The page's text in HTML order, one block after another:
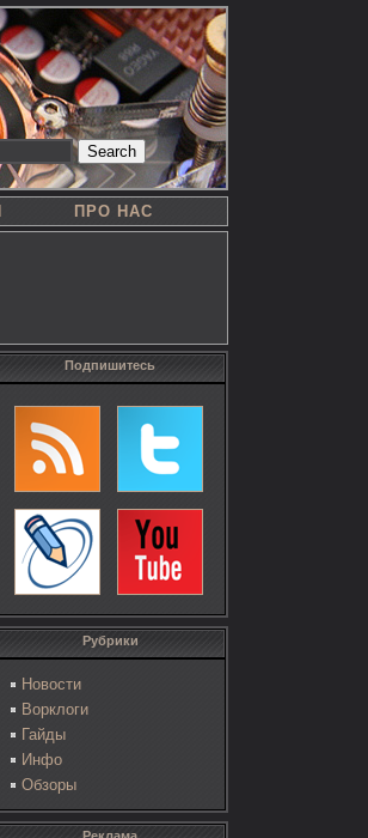
Search
ПРО НАС
Подпишитесь
Рубрики
Новости
Ворклоги
Гайды
Инфо
Обзоры